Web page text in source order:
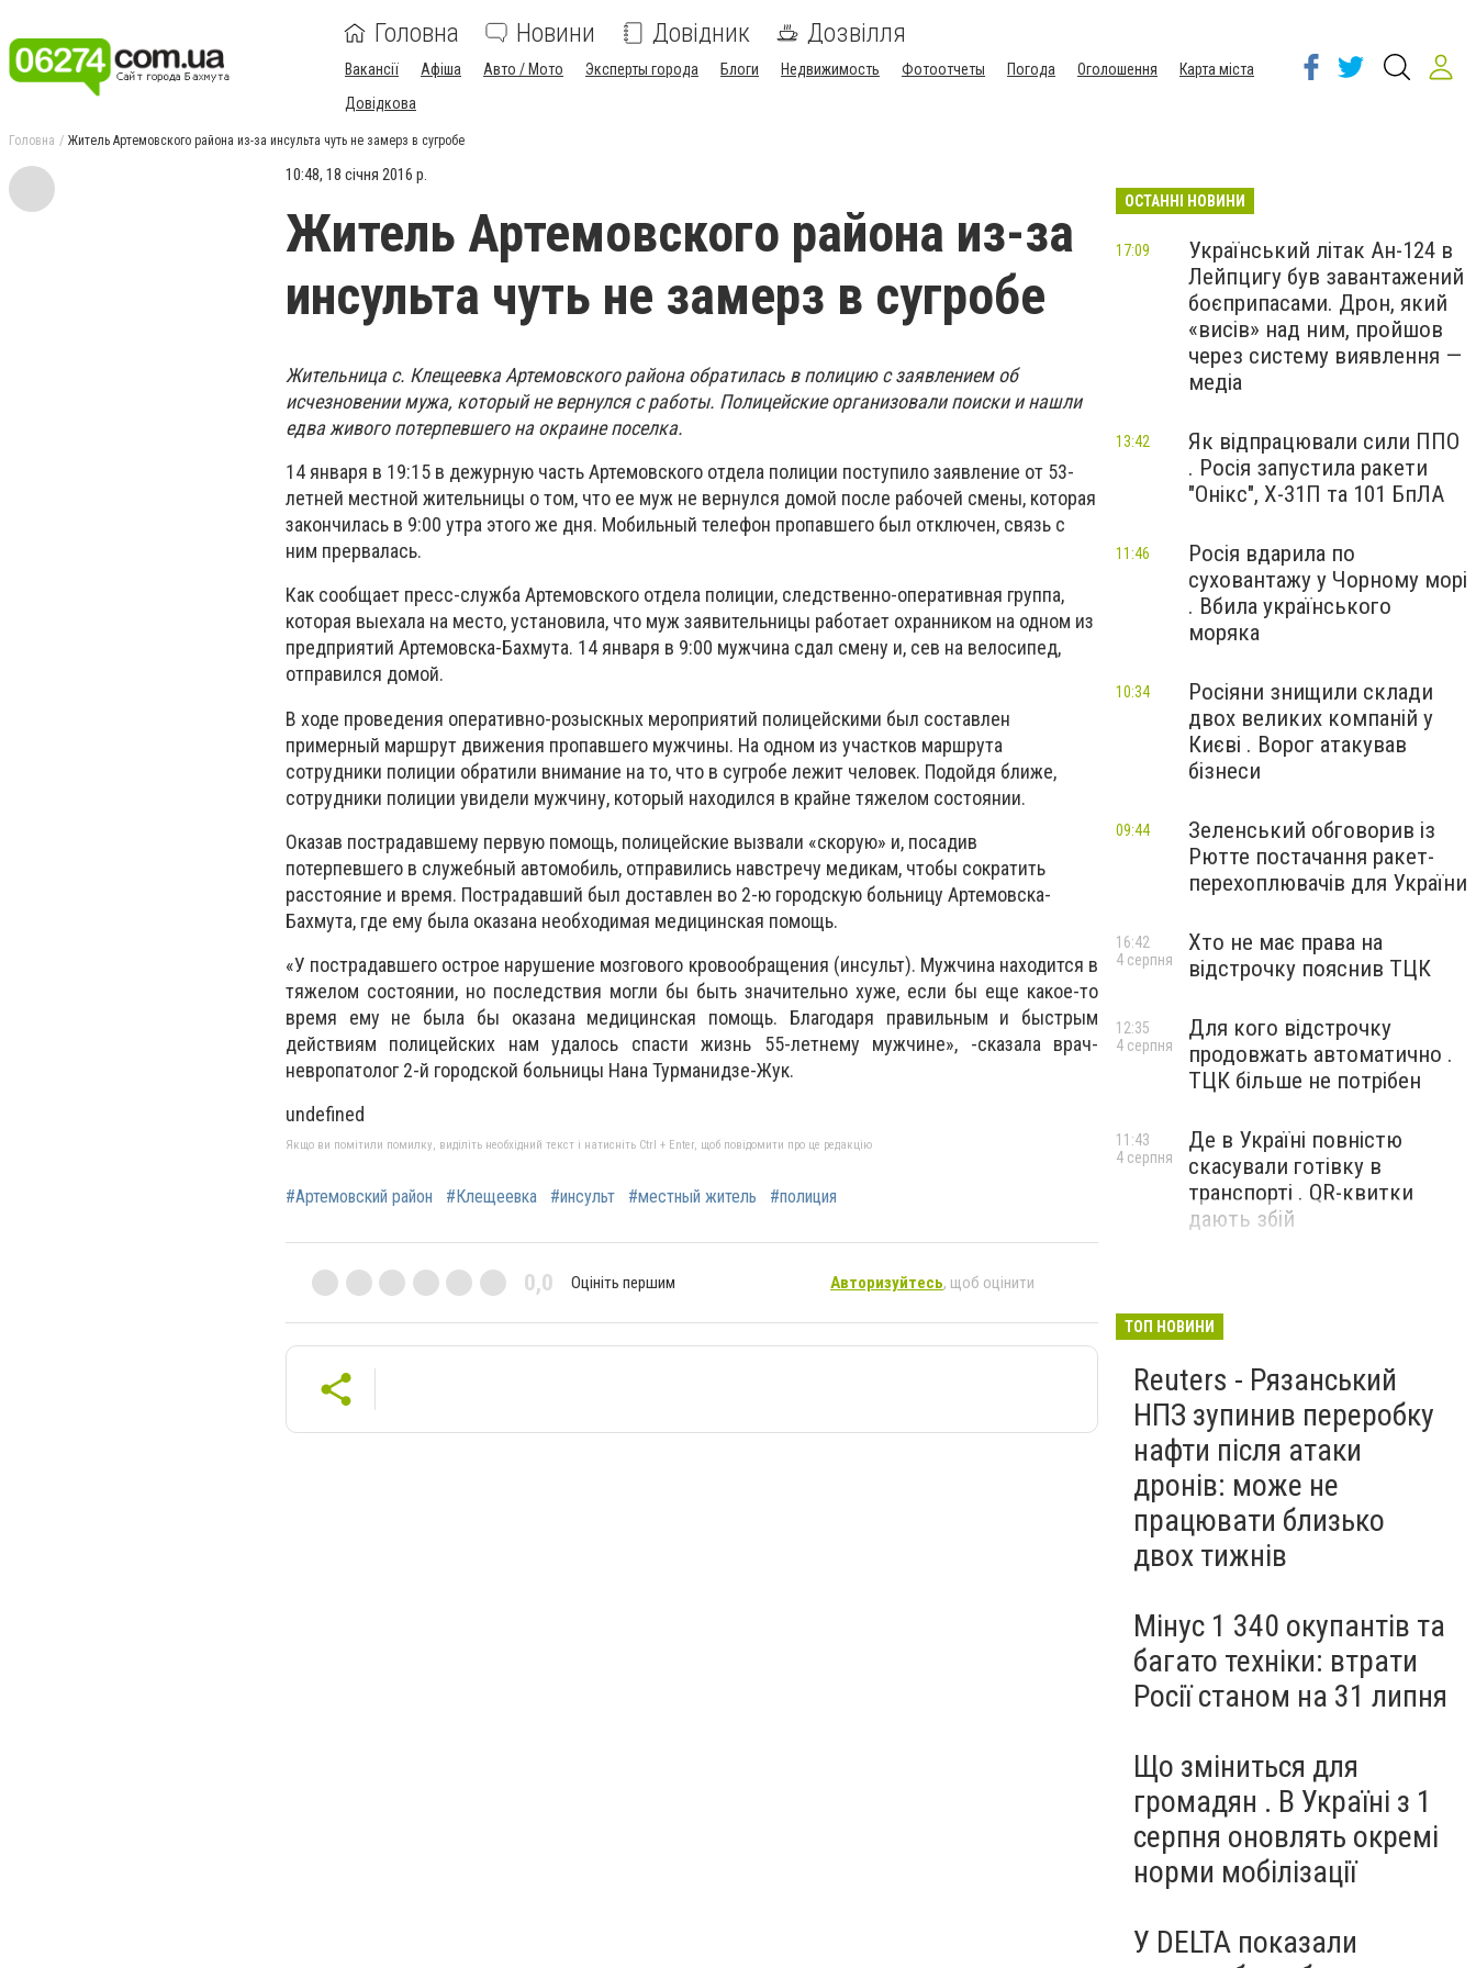
Головна Новини Довідник Дозвілля
Вакансії Афіша Авто / Мото Эксперты города Блоги Недвижимость Фотоотчеты Погода Оголошення
Карта міста
Довідкова
Головна Житель Артемовского района из-за инсульта чуть не замерз в сугробе
10:48, 18 січня 2016 р.
Житель Артемовского района из-за
инсульта чуть не замерз в сугробе
Жительница с. Клещеевка Артемовского района обратилась в полицию с заявлением об
исчезновении мужа, который не вернулся с работы. Полицейские организовали поиски и нашли
едва живого потерпевшего на окраине поселка.
14 января в 19:15 в дежурную часть Артемовского отдела полиции поступило заявление от 53-
летней местной жительницы о том, что ее муж не вернулся домой после рабочей смены, которая
закончилась в 9:00 утра этого же дня. Мобильный телефон пропавшего был отключен, связь с
ним прервалась.
Как сообщает пресс-служба Артемовского отдела полиции, следственно-оперативная группа,
которая выехала на место, установила, что муж заявительницы работает охранником на одном из
предприятий Артемовска-Бахмута. 14 января в 9:00 мужчина сдал смену и, сев на велосипед,
отправился домой.
В ходе проведения оперативно-розыскных мероприятий полицейскими был составлен
примерный маршрут движения пропавшего мужчины. На одном из участков маршрута
сотрудники полиции обратили внимание на то, что в сугробе лежит человек. Подойдя ближе,
сотрудники полиции увидели мужчину, который находился в крайне тяжелом состоянии.
Оказав пострадавшему первую помощь, полицейские вызвали «скорую» и, посадив
потерпевшего в служебный автомобиль, отправились навстречу медикам, чтобы сократить
расстояние и время. Пострадавший был доставлен во 2-ю городскую больницу Артемовска-
Бахмута, где ему была оказана необходимая медицинская помощь.
«У пострадавшего острое нарушение мозгового кровообращения (инсульт). Мужчина находится в
тяжелом состоянии, но последствия могли бы быть значительно хуже, если бы еще какое-то
время ему не была бы оказана медицинская помощь. Благодаря правильным и быстрым
действиям полицейских нам удалось спасти жизнь 55-летнему мужчине», -сказала врач-
невропатолог 2-й городской больницы Нана Турманидзе-Жук.
undefined
Якщо ви помітили помилку, виділіть необхідний текст і натисніть Ctrl + Enter, щоб повідомити про це редакцію
#Артемовский район #Клещеевка #инсульт #местный житель #полиция
0,0 Оцініть першим Авторизуйтесь, щоб оцінити
ОСТАННІ НОВИНИ
Український літак Ан-124 в
Лейпцигу був завантажений
боєприпасами. Дрон, який
«висів» над ним, пройшов
через систему виявлення —
медіа
17:09
Як відпрацювали сили ППО
. Росія запустила ракети
"Онікс", Х-31П та 101 БпЛА
13:42
Росія вдарила по
суховантажу у Чорному морі
. Вбила українського
моряка
11:46
Росіяни знищили склади
двох великих компаній у
Києві . Ворог атакував
бізнеси
10:34
Зеленський обговорив із
Рютте постачання ракет-
перехоплювачів для України
09:44
Хто не має права на
відстрочку пояснив ТЦК
16:42
4 серпня
Для кого відстрочку
продовжать автоматично .
ТЦК більше не потрібен
12:35
4 серпня
Де в Україні повністю
скасували готівку в
транспорті . QR-квитки
дають збій
11:43
4 серпня
ТОП НОВИНИ
Reuters - Рязанський
НПЗ зупинив переробку
нафти після атаки
дронів: може не
працювати близько
двох тижнів
Мінус 1 340 окупантів та
багато техніки: втрати
Росії станом на 31 липня
Що зміниться для
громадян . В Україні з 1
серпня оновлять окремі
норми мобілізації
У DELTA показали